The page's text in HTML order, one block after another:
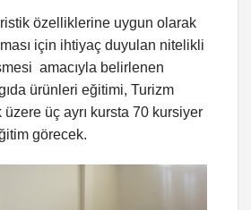
özelliklerine uygun olarak
için ihtiyaç duyulan nitelikli
amacıyla belirlenen
ürünleri eğitimi, Turizm
üç ayrı kursta 70 kursiyer
görecek.